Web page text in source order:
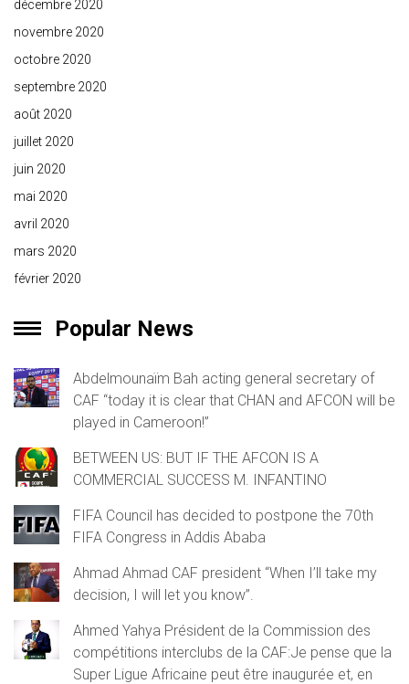
décembre 2020
novembre 2020
octobre 2020
septembre 2020
août 2020
juillet 2020
juin 2020
mai 2020
avril 2020
mars 2020
février 2020
Popular News
Abdelmounaïm Bah acting general secretary of
CAF “today it is clear that CHAN and AFCON will be
played in Cameroon!”
BETWEEN US: BUT IF THE AFCON IS A
COMMERCIAL SUCCESS M. INFANTINO
FIFA Council has decided to postpone the 70th
FIFA Congress in Addis Ababa
Ahmad Ahmad CAF president “When I’ll take my
decision, I will let you know”.
Ahmed Yahya Président de la Commission des
compétitions interclubs de la CAF:Je pense que la
Super Ligue Africaine peut être inaugurée et, en